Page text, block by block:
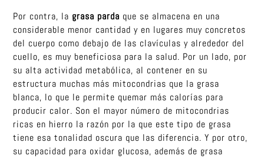
Por contra, la grasa parda que se almacena en una
considerable menor cantidad y en lugares muy concretos
del cuerpo como debajo de las clavículas y alrededor del
cuello, es muy beneficiosa para la salud. Por un lado, por
su alta actividad metabólica, al contener en su
estructura muchas más mitocondrias que la grasa
blanca, lo que le permite quemar más calorías para
producir calor. Son el mayor número de mitocondrias
ricas en hierro la razón por la que este tipo de grasa
tiene esa tonalidad oscura que las diferencia. Y por otro,
su capacidad para oxidar glucosa, además de grasa